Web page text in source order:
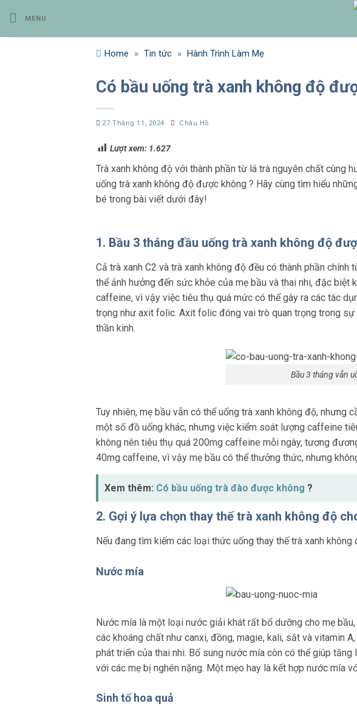
qua
nội
MENU
Home » Tin tức » Hành Trình Làm Mẹ
Có bầu uống trà xanh không độ
27 Tháng 11, 2024 Châu Hồ
Lượt xem: 1.627
Trà xanh không độ với thành phần từ lá trà nguyên chất cùng
uống trà xanh không độ được không ? Hãy cùng tìm hiểu
bé trong bài viết dưới đây!
1. Bầu 3 tháng đầu uống trà xanh không độ
Cả trà xanh C2 và trà xanh không độ đều có thành phần
thể ảnh hưởng đến sức khỏe của mẹ bầu và thai nhi, đặc biệt
caffeine, vì vậy việc tiêu thụ quá mức có thể gây ra các tác
trọng như axit folic. Axit folic đóng vai trò quan trọng trong
thần kinh.
Bầu 3 tháng vẫn
Tuy nhiên, mẹ bầu vẫn có thể uống trà xanh không độ,
một số đồ uống khác, nhưng việc kiểm soát lượng caffeine
không nên tiêu thụ quá 200mg caffeine mỗi ngày, tương
40mg caffeine, vì vậy mẹ bầu có thể thưởng thức, nhưng
Xem thêm: Có bầu uống trà đào được không ?
2. Gợi ý lựa chọn thay thế trà xanh không độ
Nếu đang tìm kiếm các loại thức uống thay thế trà xanh
Nước mía
Nước mía là một loại nước giải khát rất bổ dưỡng cho mẹ
các khoáng chất như canxi, đồng, magie, kali, sắt và vitamin
phát triển của thai nhi. Bổ sung nước mía còn có thể giúp
với các mẹ bị nghén nặng. Một mẹo hay là kết hợp nước mía
Sinh tố hoa quả